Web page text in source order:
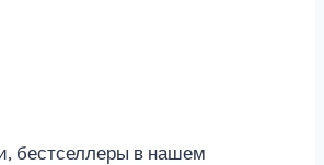
бестселлеры в нашем